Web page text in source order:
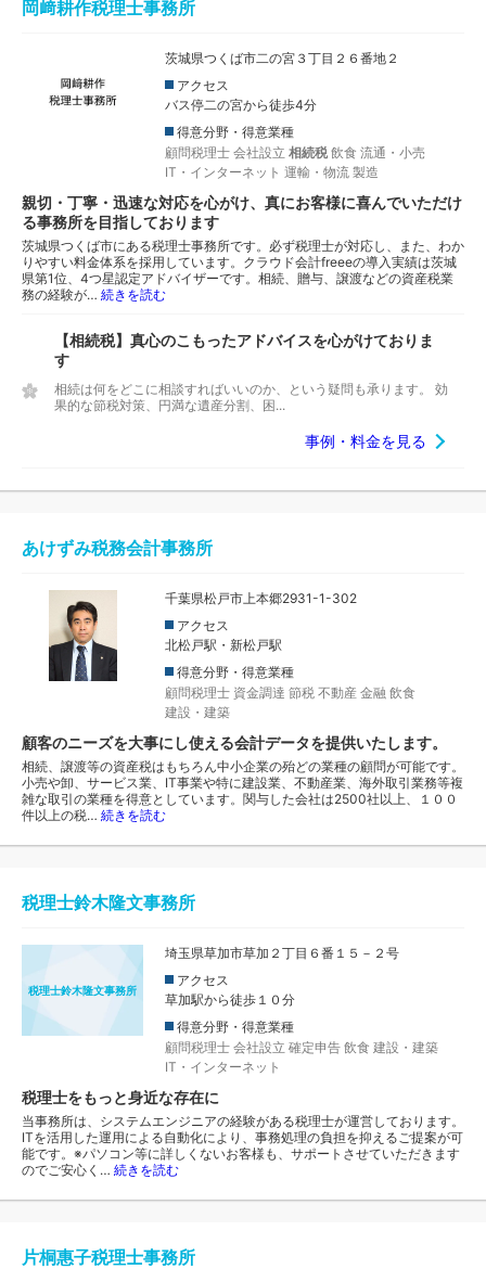
岡﨑耕作税理士事務所
茨城県つくば市二の宮３丁目２６番地２
アクセス
バス停二の宮から徒歩4分
得意分野・得意業種
顧問税理士 会社設立 相続税 飲食 流通・小売
IT・インターネット 運輸・物流 製造
親切・丁寧・迅速な対応を心がけ、真にお客様に喜んでいただけ
る事務所を目指しております
茨城県つくば市にある税理士事務所です。必ず税理士が対応し、また、わか
りやすい料金体系を採用しています。クラウド会計freeeの導入実績は茨城
県第1位、4つ星認定アドバイザーです。相続、贈与、譲渡などの資産税業
務の経験が… 続きを読む
【相続税】真心のこもったアドバイスを心がけておりま
す
相続は何をどこに相談すればいいのか、という疑問も承ります。 効
果的な節税対策、円満な遺産分割、困...
事例・料金を見る
あけずみ税務会計事務所
千葉県松戸市上本郷2931-1-302
アクセス
北松戸駅・新松戸駅
得意分野・得意業種
顧問税理士 資金調達 節税 不動産 金融 飲食
建設・建築
顧客のニーズを大事にし使える会計データを提供いたします。
相続、譲渡等の資産税はもちろん中小企業の殆どの業種の顧問が可能です。
小売や卸、サービス業、IT事業や特に建設業、不動産業、海外取引業務等複
雑な取引の業種を得意としています。関与した会社は2500社以上、１００
件以上の税… 続きを読む
税理士鈴木隆文事務所
税理士鈴木隆文事務所
埼玉県草加市草加２丁目６番１５－２号
アクセス
草加駅から徒歩１０分
得意分野・得意業種
顧問税理士 会社設立 確定申告 飲食 建設・建築
IT・インターネット
税理士をもっと身近な存在に
当事務所は、システムエンジニアの経験がある税理士が運営しております。
ITを活用した運用による自動化により、事務処理の負担を抑えるご提案が可
能です。※パソコン等に詳しくないお客様も、サポートさせていただきます
のでご安心く… 続きを読む
片桐惠子税理士事務所